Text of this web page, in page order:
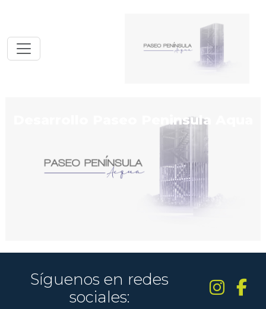
Desarrollo Paseo Peninsula Aqua
Síguenos en redes
sociales: